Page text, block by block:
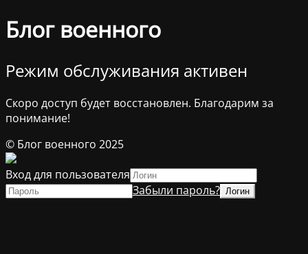
Блог военного
Режим обслуживания активен
Скоро доступ будет восстановлен. Благодарим за
понимание!
© Блог военного 2025
Вход для пользователя
Забыли пароль?